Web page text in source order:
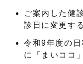
ご案内した健
診日に変更す
令和9年度の
に「まいココ